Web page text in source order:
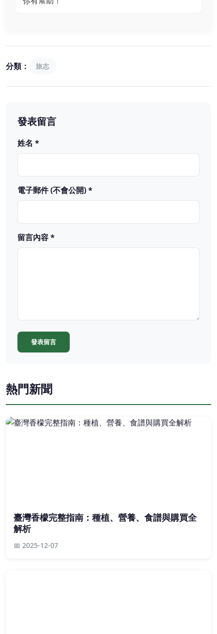
分類： 旅志
發表留言
姓名 *
電子郵件 (不會公開) *
留言內容 *
發表留言
熱門新聞
臺灣香檬完整指南：種植、營養、食譜與購買全
解析
📅 2025-12-07